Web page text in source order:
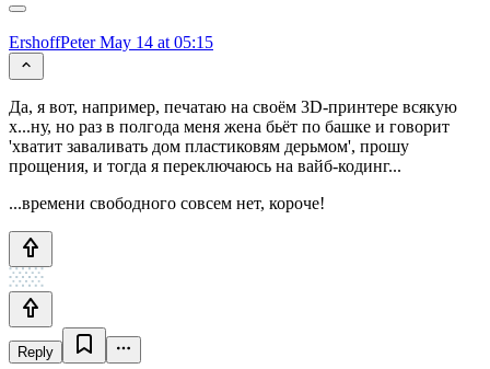
ErshoffPeterMay 14 at 05:15
Да, я вот, например, печатаю на своём 3D-принтере всякую
х...ну, но раз в полгода меня жена бьёт по башке и говорит
'хватит заваливать дом пластиковям дерьмом', прошу
прощения, и тогда я переключаюсь на вайб-кодинг...
...времени свободного совсем нет, короче!
Reply